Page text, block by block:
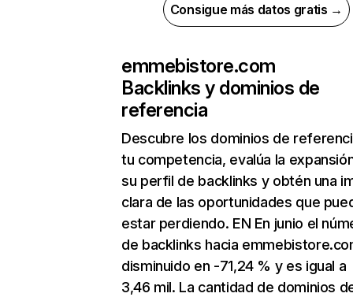
Consigue más datos gratis →
emmebistore.com
Backlinks y dominios de
referencia
Descubre los dominios de
tu competencia, evalúa la
su perfil de backlinks y obtén una
clara de las oportunidades que
estar perdiendo. EN En junio el
de backlinks hacia
disminuido en -71,24 % y es igual a
3,46 mil. La cantidad de dominios